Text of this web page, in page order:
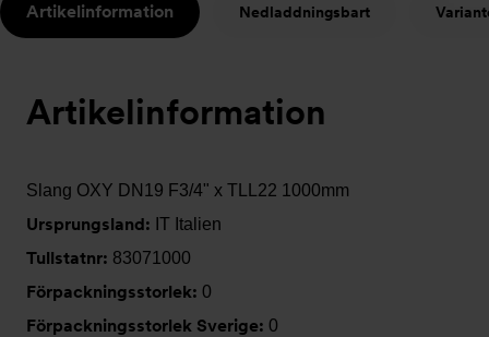
Artikelinformation Nedladdningsbart
Artikelinformation
Slang OXY DN19 F3/4" x TLL22 1000mm
Ursprungsland: IT Italien
Tullstatnr: 83071000
Förpackningsstorlek: 0
Förpackningsstorlek Sverige: 0